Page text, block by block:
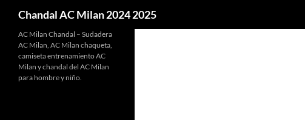
Chandal AC Milan 2024 2025
AC Milan Chandal – Sudadera
AC Milan, AC Milan chaqueta,
camiseta entrenamiento AC
Milan y chandal del AC Milan
para hombre y niño.